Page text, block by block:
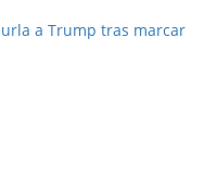
a Trump tras marcar